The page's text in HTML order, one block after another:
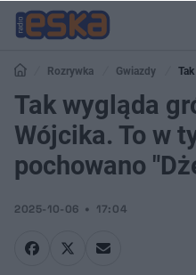
Rozrywka Gwiazdy
miejscu pochowano "Dżejka"
Tak wygląda
Wójcika. To w
pochowano
2025-10-06 17:04